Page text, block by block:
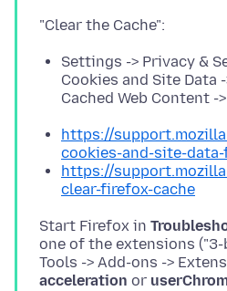
Settings -> Privacy &
Cookies and Site Data
Cached Web Content -
https://
cookies-and-site-
https://
clear-firefox-cache
Start Firefox in
one of the extensions
Tools -> Add-ons ->
acceleration or